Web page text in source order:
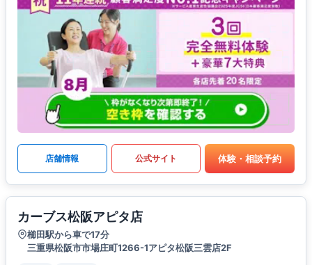
店舗情報 公式サイト 体験・相談予約
カーブス松阪アピタ店
櫛田駅から車で17分
三重県松阪市市場庄町1266-1アピタ松阪三雲店2F